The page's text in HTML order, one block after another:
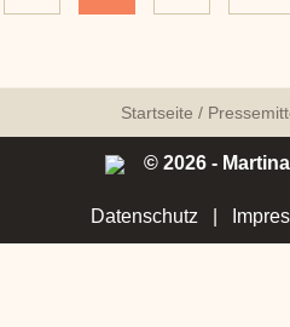
Startseite /
© 2026 -
Datenschutz